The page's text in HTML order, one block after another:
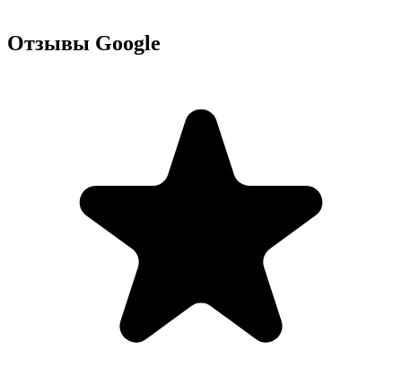
Отзывы Google